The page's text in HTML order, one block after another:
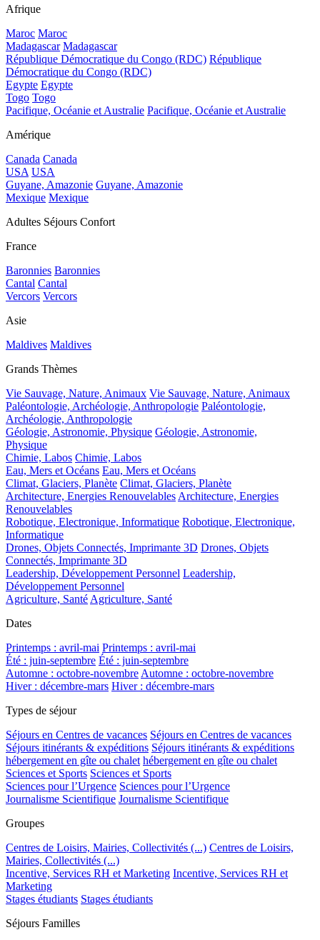
Afrique
Maroc Maroc
Madagascar Madagascar
République Démocratique du Congo (RDC) République
Démocratique du Congo (RDC)
Egypte Egypte
Togo Togo
Pacifique, Océanie et Australie Pacifique, Océanie et Australie
Amérique
Canada Canada
USA USA
Guyane, Amazonie Guyane, Amazonie
Mexique Mexique
Adultes Séjours Confort
France
Baronnies Baronnies
Cantal Cantal
Vercors Vercors
Asie
Maldives Maldives
Grands Thèmes
Vie Sauvage, Nature, Animaux Vie Sauvage, Nature, Animaux
Paléontologie, Archéologie, Anthropologie Paléontologie,
Archéologie, Anthropologie
Géologie, Astronomie, Physique Géologie, Astronomie,
Physique
Chimie, Labos Chimie, Labos
Eau, Mers et Océans Eau, Mers et Océans
Climat, Glaciers, Planète Climat, Glaciers, Planète
Architecture, Energies Renouvelables Architecture, Energies
Renouvelables
Robotique, Electronique, Informatique Robotique, Electronique,
Informatique
Drones, Objets Connectés, Imprimante 3D Drones, Objets
Connectés, Imprimante 3D
Leadership, Développement Personnel Leadership,
Développement Personnel
Agriculture, Santé Agriculture, Santé
Dates
Printemps : avril-mai Printemps : avril-mai
Été : juin-septembre Été : juin-septembre
Automne : octobre-novembre Automne : octobre-novembre
Hiver : décembre-mars Hiver : décembre-mars
Types de séjour
Séjours en Centres de vacances Séjours en Centres de vacances
Séjours itinérants & expéditions Séjours itinérants & expéditions
hébergement en gîte ou chalet hébergement en gîte ou chalet
Sciences et Sports Sciences et Sports
Sciences pour l’Urgence Sciences pour l’Urgence
Journalisme Scientifique Journalisme Scientifique
Groupes
Centres de Loisirs, Mairies, Collectivités (...) Centres de Loisirs,
Mairies, Collectivités (...)
Incentive, Services RH et Marketing Incentive, Services RH et
Marketing
Stages étudiants Stages étudiants
Séjours Familles